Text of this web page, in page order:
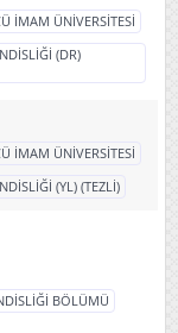
İMAM ÜNİVERSİTESİ
(DR)
İMAM ÜNİVERSİTESİ
(YL) (TEZLİ)
BÖLÜMÜ